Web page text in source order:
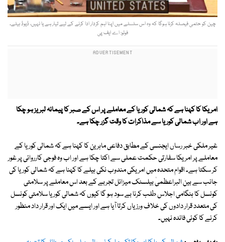
چین کو حتمی فیصلہ کرنا ہوگا کہ وہ اس سلسلے میں اپنا اہم کردار ادا کرنے کے لیے تیار ہے یا نہیں، ڈیوڈ ہیلے۔
فوٹو: اے ایف پی
امریکا کا کہنا ہے کہ شمالی کوریا کے معاملے پر اس کے صبر کا پیمانہ لبریز ہو چکا
ہے اور اب شمالی کوریا سے مذاکرات کا وقت گزر چکا ہے۔
غیر ملکی خبر رساں ایجنسی کے مطابق دفاعی ماہرین کا کہنا ہے کہ شمالی کوریا کے
معاملے پر امریکا سفارتی حکمت عملی سے اکتا چکا ہے اور اب وہ فوجی کارروائی پر غور
کر سکتا ہے۔ اقوام متحدہ میں امریکی مندوب نکی ہیلے کا کہنا ہے کہ شمالی کوریا کی
جانب سے بین البراعظمیٰ بیلسٹک میزائل تجربے کے بعد اس معاملے پر سلامتی
کونسل کا ہنگامی اجلاس طلب کرنا بے سود ہو گا کیوں کہ شمالی کوریا سلامتی کونسل
کی متعدد قرار دادوں کی خلاف ورزیاں کرتا آیا ہے اور ایسے میں ایک اور قرار داد منظور
کرنے کا کوئی فائدہ نہیں۔